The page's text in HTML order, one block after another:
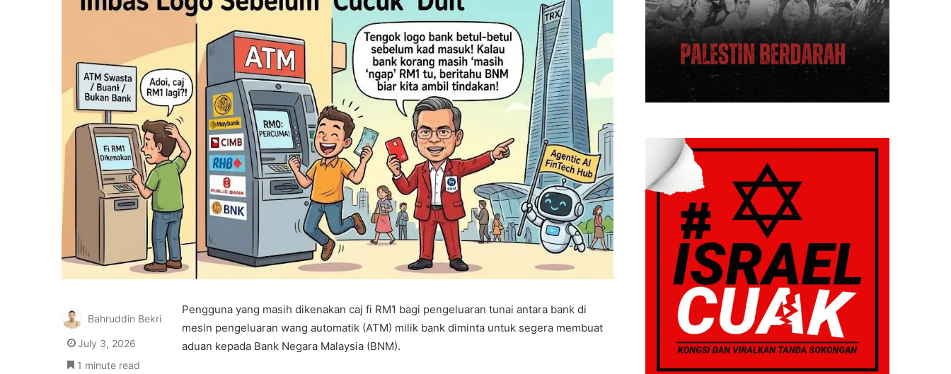
Pengguna yang masih dikenakan caj fi RM1 bagi pengeluaran tunai antara bank di
mesin pengeluaran wang automatik (ATM) milik bank diminta untuk segera membuat
aduan kepada Bank Negara Malaysia (BNM).
Bahruddin Bekri
July 3, 2026
1 minute read